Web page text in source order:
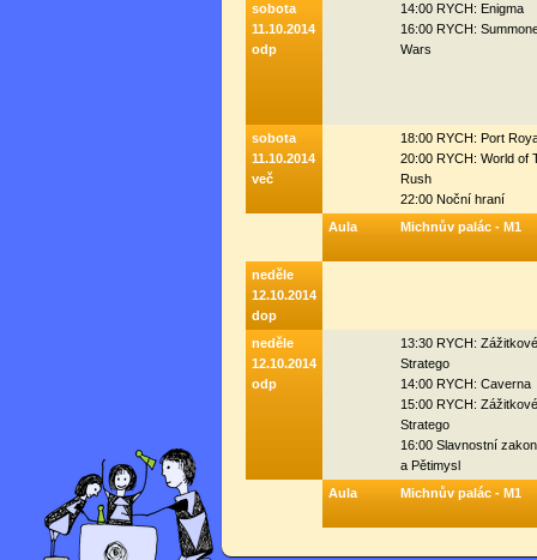
sobota
11.10.2014
odp
14:00 RYCH: Enigma
16:00 RYCH:
Wars
sobota
11.10.2014
več
18:00 RYCH: Port
20:00 RYCH: World of
Rush
22:00 Noční hraní
Aula
Michnův palác - M1
neděle
12.10.2014
dop
neděle
12.10.2014
odp
13:30 RYCH: Zážitkové
Stratego
14:00 RYCH: Caverna
15:00 RYCH: Zážitkové
Stratego
16:00 Slavnostní
a Pětimysl
Aula
Michnův palác - M1